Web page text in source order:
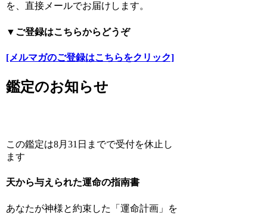
を、直接メールでお届けします。
▼ご登録はこちらからどうぞ
[メルマガのご登録はこちらをクリック]
鑑定のお知らせ
この鑑定は8月31日までで受付を休止し
ます
天から与えられた運命の指南書
あなたが神様と約束した「運命計画」を